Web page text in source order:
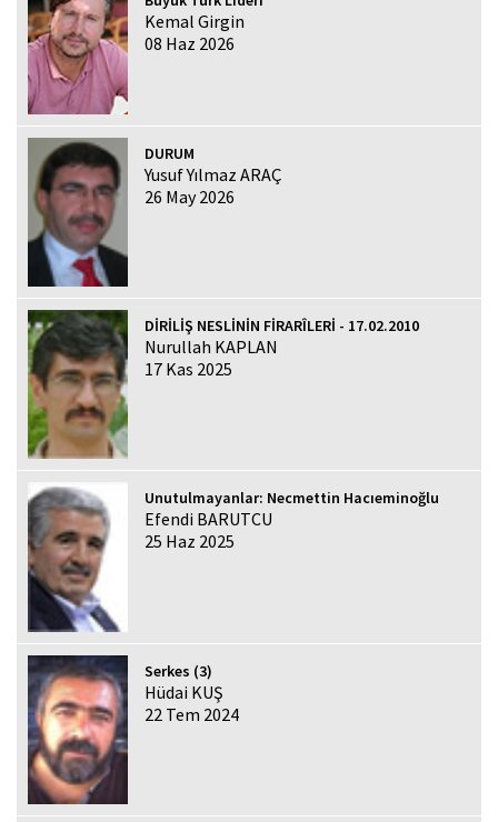
Kemal Girgin
08 Haz 2026
DURUM
Yusuf Yılmaz ARAÇ
26 May 2026
DİRİLİŞ NESLİNİN FİRARÎLERİ - 17.02.2010
Nurullah KAPLAN
17 Kas 2025
Unutulmayanlar: Necmettin Hacıeminoğlu
Efendi BARUTCU
25 Haz 2025
Serkes (3)
Hüdai KUŞ
22 Tem 2024